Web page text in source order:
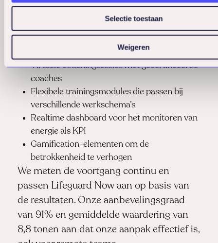
Selectie toestaan
Weigeren
Ons digitale platform biedt:
thuiswerkers online kunnen invullen
Virtuele coachingsessies met gecertificeerde
coaches
Flexibele trainingsmodules die passen bij
verschillende werkschema’s
Realtime dashboard voor het monitoren van
energie als KPI
Gamification-elementen om de
betrokkenheid te verhogen
We meten de voortgang continu en
passen Lifeguard Now aan op basis van
de resultaten. Onze aanbevelingsgraad
van 91% en gemiddelde waardering van
8,8 tonen aan dat onze aanpak effectief is,